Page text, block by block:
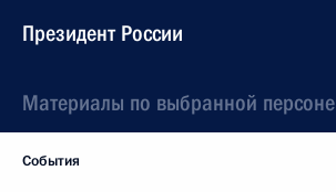
Президент России
Материалы по выбранной персоне
События